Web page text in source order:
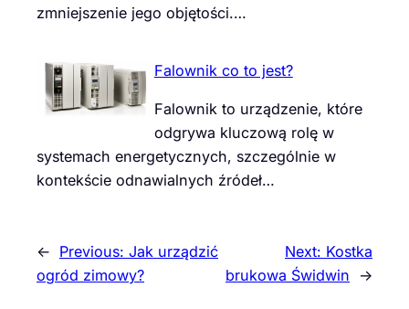
zmniejszenie jego objętości.…
Falownik co to jest?
Falownik to urządzenie, które
odgrywa kluczową rolę w
systemach energetycznych, szczególnie w
kontekście odnawialnych źródeł…
← Previous: Jak urządzić
ogród zimowy?
Next: Kostka
brukowa Świdwin
→